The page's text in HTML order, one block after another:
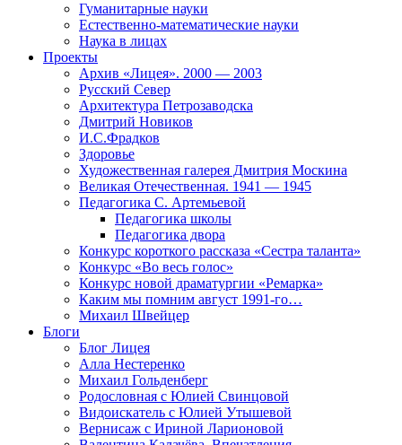
Гуманитарные науки
Естественно-математические науки
Наука в лицах
Проекты
Архив «Лицея». 2000 — 2003
Русский Север
Архитектура Петрозаводска
Дмитрий Новиков
И.С.Фрадков
Здоровье
Художественная галерея Дмитрия Москина
Великая Отечественная. 1941 — 1945
Педагогика С. Артемьевой
Педагогика школы
Педагогика двора
Конкурс короткого рассказа «Сестра таланта»
Конкурс «Во весь голос»
Конкурс новой драматургии «Ремарка»
Каким мы помним август 1991-го…
Михаил Швейцер
Блоги
Блог Лицея
Алла Нестеренко
Михаил Гольденберг
Родословная с Юлией Свинцовой
Видоискатель с Юлией Утышевой
Вернисаж с Ириной Ларионовой